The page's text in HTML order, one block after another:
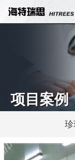
项目案例